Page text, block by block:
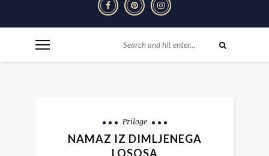
Priloge
NAMAZ IZ DIMLJENEGA
LOSOSA